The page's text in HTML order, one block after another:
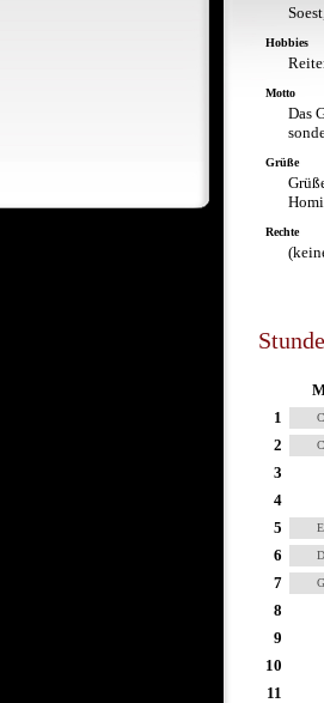
Hobbies
Motto
Das
Grüße
Rechte
1
2
3
4
5
6
7
8
9
10
11